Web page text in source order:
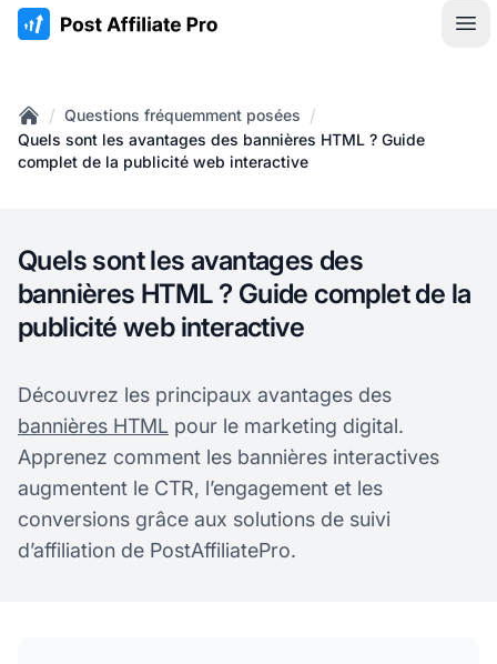
:site.title
Home
/ Questions fréquemment posées /
Quels sont les avantages des bannières HTML ? Guide
complet de la publicité web interactive
Quels sont les avantages des
bannières HTML ? Guide complet de la
publicité web interactive
Découvrez les principaux avantages des
bannières HTML pour le marketing digital.
Apprenez comment les bannières interactives
augmentent le CTR, l’engagement et les
conversions grâce aux solutions de suivi
d’affiliation de PostAffiliatePro.